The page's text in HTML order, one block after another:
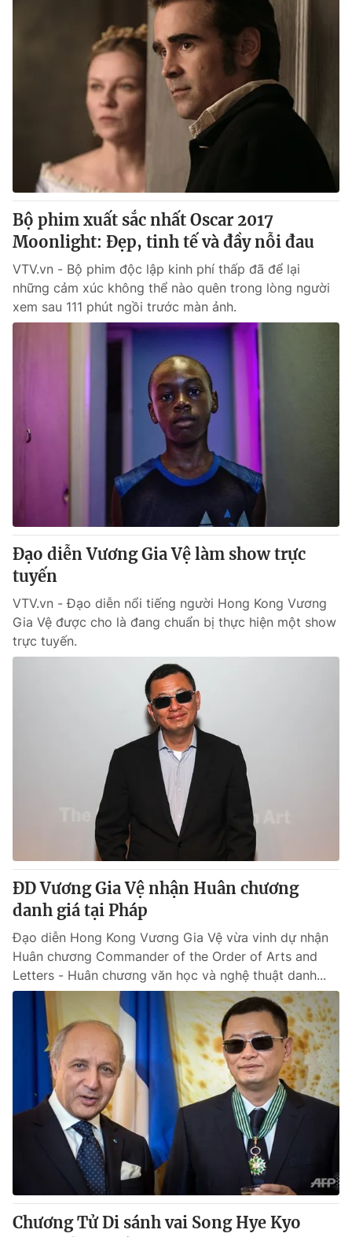
Bộ phim xuất sắc nhất Oscar 2017
Moonlight: Đẹp, tinh tế và đầy nỗi đau
VTV.vn - Bộ phim độc lập kinh phí thấp đã để lại
những cảm xúc không thể nào quên trong lòng người
xem sau 111 phút ngồi trước màn ảnh.
Đạo diễn Vương Gia Vệ làm show trực
tuyến
VTV.vn - Đạo diễn nổi tiếng người Hong Kong Vương
Gia Vệ được cho là đang chuẩn bị thực hiện một show
trực tuyến.
ĐD Vương Gia Vệ nhận Huân chương
danh giá tại Pháp
Đạo diễn Hong Kong Vương Gia Vệ vừa vinh dự nhận
Huân chương Commander of the Order of Arts and
Letters - Huân chương văn học và nghệ thuật danh...
Chương Tử Di sánh vai Song Hye Kyo